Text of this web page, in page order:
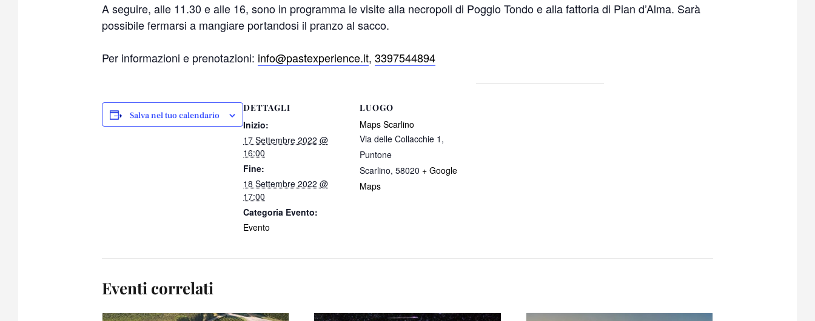
A seguire, alle 11.30 e alle 16, sono in programma le visite alla necropoli di Poggio Tondo e alla fattoria di Pian d’Alma. Sarà
possibile fermarsi a mangiare portandosi il pranzo al sacco.
Per informazioni e prenotazioni: info@pastexperience.it, 3397544894
Salva nel tuo calendario
DETTAGLI
Inizio:
17 Settembre 2022 @
16:00
Fine:
18 Settembre 2022 @
17:00
Categoria Evento:
Evento
LUOGO
Maps Scarlino
Via delle Collacchie 1,
Puntone
Scarlino, 58020 + Google
Maps
Eventi correlati